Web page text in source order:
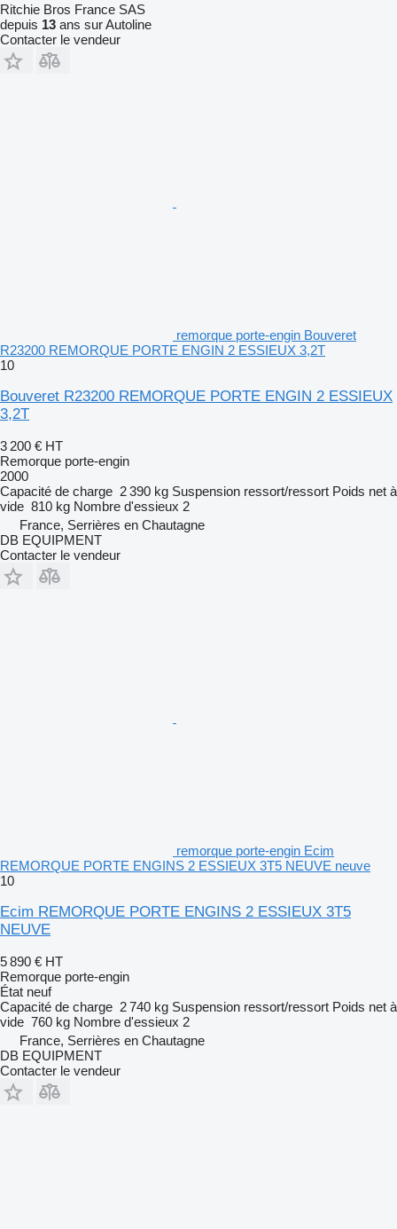
Ritchie Bros France SAS
depuis 13 ans sur Autoline
Contacter le vendeur
remorque porte-engin Bouveret
R23200 REMORQUE PORTE ENGIN 2 ESSIEUX 3,2T
10
Bouveret R23200 REMORQUE PORTE ENGIN 2 ESSIEUX
3,2T
3 200 € HT
Remorque porte-engin
2000
Capacité de charge 2 390 kg Suspension ressort/ressort Poids net à
vide 810 kg Nombre d'essieux 2
France, Serrières en Chautagne
DB EQUIPMENT
Contacter le vendeur
remorque porte-engin Ecim
REMORQUE PORTE ENGINS 2 ESSIEUX 3T5 NEUVE neuve
10
Ecim REMORQUE PORTE ENGINS 2 ESSIEUX 3T5
NEUVE
5 890 € HT
Remorque porte-engin
État neuf
Capacité de charge 2 740 kg Suspension ressort/ressort Poids net à
vide 760 kg Nombre d'essieux 2
France, Serrières en Chautagne
DB EQUIPMENT
Contacter le vendeur